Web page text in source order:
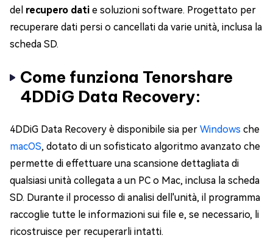
del recupero dati e soluzioni software. Progettato per
recuperare dati persi o cancellati da varie unità, inclusa la
scheda SD.
Come funziona Tenorshare
4DDiG Data Recovery:
4DDiG Data Recovery è disponibile sia per Windows che
macOS, dotato di un sofisticato algoritmo avanzato che
permette di effettuare una scansione dettagliata di
qualsiasi unità collegata a un PC o Mac, inclusa la scheda
SD. Durante il processo di analisi dell'unità, il programma
raccoglie tutte le informazioni sui file e, se necessario, li
ricostruisce per recuperarli intatti.